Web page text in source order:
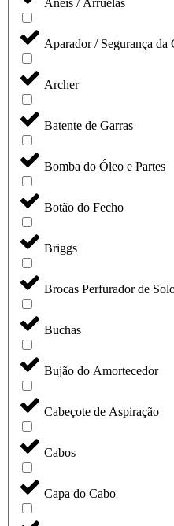
Aparador / Segurança da
Archer
Batente de Garras
Bomba do Óleo e Partes
Botão do Fecho
Briggs
Brocas Perfurador de
Buchas
Bujão do Amortecedor
Cabeçote de Aspiração
Cabos
Capa do Cabo